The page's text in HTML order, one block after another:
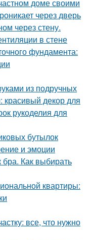
доме своими
через дверь
через стену.
в стене
фундамента:
из подручных
красивый декор для
рукоделия для
бутылок
и эмоции
бра. Как выбирать
квартиры:
все, что нужно